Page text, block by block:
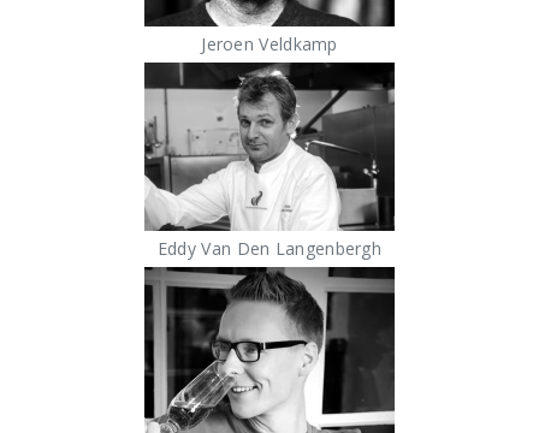
Jeroen Veldkamp
Eddy Van Den Langenbergh